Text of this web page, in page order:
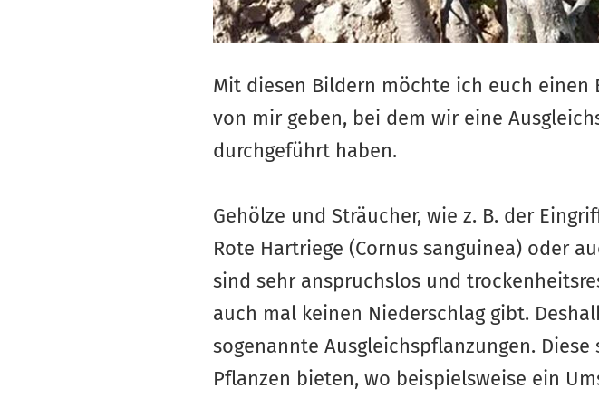
Mit diesen Bildern möchte ich euch
von mir geben, bei dem wir eine
durchgeführt haben.
Gehölze und Sträucher, wie z. B. der
Rote Hartriege (Cornus sanguinea) oder
sind sehr anspruchslos und
auch mal keinen Niederschlag gibt.
sogenannte Ausgleichspflanzungen.
Pflanzen bieten, wo beispielsweise ein